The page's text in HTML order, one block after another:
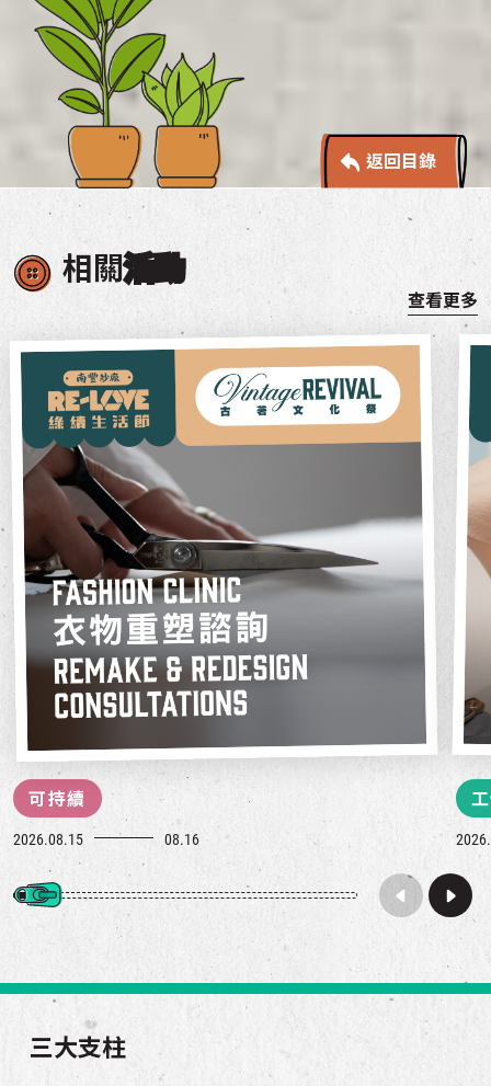
返回目錄
相關活動
查看更多
可持續
2026.08.15 08.16
三大支柱